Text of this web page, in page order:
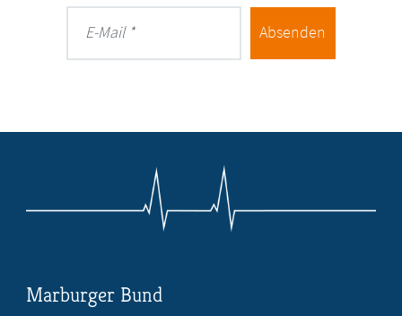
E-Mail Absenden
Marburger Bund